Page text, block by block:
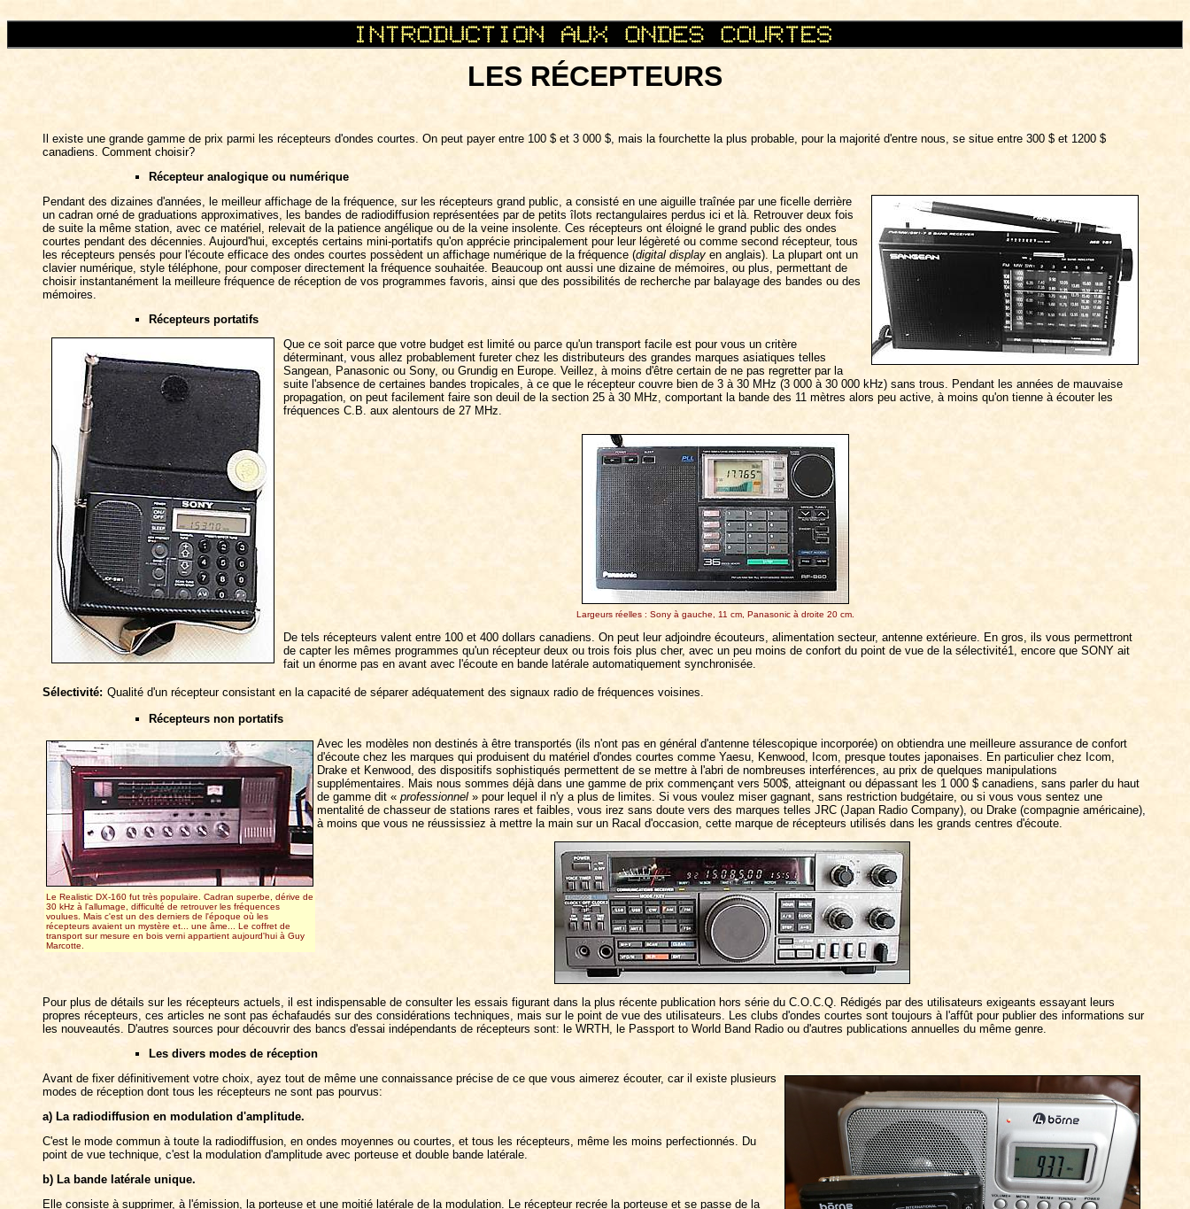
LES RÉCEPTEURS
Il existe une grande gamme de prix parmi les récepteurs d'ondes courtes. On peut payer entre 100 $ et 3 000 $, mais la fourchette la plus probable, pour la majorité d'entre nous, se situe entre 300 $ et 1200 $
canadiens. Comment choisir?
Récepteur analogique ou numérique
Pendant des dizaines d'années, le meilleur affichage de la fréquence, sur les récepteurs grand public, a consisté en une aiguille traînée par une ficelle derrière
un cadran orné de graduations approximatives, les bandes de radiodiffusion représentées par de petits îlots rectangulaires perdus ici et là. Retrouver deux fois
de suite la même station, avec ce matériel, relevait de la patience angélique ou de la veine insolente. Ces récepteurs ont éloigné le grand public des ondes
courtes pendant des décennies. Aujourd'hui, exceptés certains mini-portatifs qu'on apprécie principalement pour leur légèreté ou comme second récepteur, tous
les récepteurs pensés pour l'écoute efficace des ondes courtes possèdent un affichage numérique de la fréquence (digital display en anglais). La plupart ont un
clavier numérique, style téléphone, pour composer directement la fréquence souhaitée. Beaucoup ont aussi une dizaine de mémoires, ou plus, permettant de
choisir instantanément la meilleure fréquence de réception de vos programmes favoris, ainsi que des possibilités de recherche par balayage des bandes ou des
mémoires.
Récepteurs portatifs
Que ce soit parce que votre budget est limité ou parce qu'un transport facile est pour vous un critère
déterminant, vous allez probablement fureter chez les distributeurs des grandes marques asiatiques telles
Sangean, Panasonic ou Sony, ou Grundig en Europe. Veillez, à moins d'être certain de ne pas regretter par la
suite l'absence de certaines bandes tropicales, à ce que le récepteur couvre bien de 3 à 30 MHz (3 000 à 30 000 kHz) sans trous. Pendant les années de mauvaise
propagation, on peut facilement faire son deuil de la section 25 à 30 MHz, comportant la bande des 11 mètres alors peu active, à moins qu'on tienne à écouter les
fréquences C.B. aux alentours de 27 MHz.
Largeurs réelles : Sony à gauche, 11 cm, Panasonic à droite 20 cm.
De tels récepteurs valent entre 100 et 400 dollars canadiens. On peut leur adjoindre écouteurs, alimentation secteur, antenne extérieure. En gros, ils vous permettront
de capter les mêmes programmes qu'un récepteur deux ou trois fois plus cher, avec un peu moins de confort du point de vue de la sélectivité1, encore que SONY ait
fait un énorme pas en avant avec l'écoute en bande latérale automatiquement synchronisée.
Sélectivité: Qualité d'un récepteur consistant en la capacité de séparer adéquatement des signaux radio de fréquences voisines.
Récepteurs non portatifs
Le Realistic DX-160 fut très populaire. Cadran superbe, dérive de
30 kHz à l'allumage, difficulté de retrouver les fréquences
voulues. Mais c'est un des derniers de l'époque où les
récepteurs avaient un mystère et... une âme... Le coffret de
transport sur mesure en bois verni appartient aujourd'hui à Guy
Marcotte.
Avec les modèles non destinés à être transportés (ils n'ont pas en général d'antenne télescopique incorporée) on obtiendra une meilleure assurance de confort
d'écoute chez les marques qui produisent du matériel d'ondes courtes comme Yaesu, Kenwood, Icom, presque toutes japonaises. En particulier chez Icom,
Drake et Kenwood, des dispositifs sophistiqués permettent de se mettre à l'abri de nombreuses interférences, au prix de quelques manipulations
supplémentaires. Mais nous sommes déjà dans une gamme de prix commençant vers 500$, atteignant ou dépassant les 1 000 $ canadiens, sans parler du haut
de gamme dit « professionnel» pour lequel il n'y a plus de limites. Si vous voulez miser gagnant, sans restriction budgétaire, ou si vous vous sentez une
mentalité de chasseur de stations rares et faibles, vous irez sans doute vers des marques telles JRC (Japan Radio Company), ou Drake (compagnie américaine),
à moins que vous ne réussissiez à mettre la main sur un Racal d'occasion, cette marque de récepteurs utilisés dans les grands centres d'écoute.
Pour plus de détails sur les récepteurs actuels, il est indispensable de consulter les essais figurant dans la plus récente publication hors série du C.O.C.Q. Rédigés par des utilisateurs exigeants essayant leurs
propres récepteurs, ces articles ne sont pas échafaudés sur des considérations techniques, mais sur le point de vue des utilisateurs. Les clubs d'ondes courtes sont toujours à l'affût pour publier des informations sur
les nouveautés. D'autres sources pour découvrir des bancs d'essai indépendants de récepteurs sont: le WRTH, le Passport to World Band Radio ou d'autres publications annuelles du même genre.
Les divers modes de réception
Avant de fixer définitivement votre choix, ayez tout de même une connaissance précise de ce que vous aimerez écouter, car il existe plusieurs
modes de réception dont tous les récepteurs ne sont pas pourvus:
a) La radiodiffusion en modulation d'amplitude.
C'est le mode commun à toute la radiodiffusion, en ondes moyennes ou courtes, et tous les récepteurs, même les moins perfectionnés. Du
point de vue technique, c'est la modulation d'amplitude avec porteuse et double bande latérale.
b) La bande latérale unique.
Elle consiste à supprimer, à l'émission, la porteuse et une moitié latérale de la modulation. Le récepteur recrée la porteuse et se passe de la